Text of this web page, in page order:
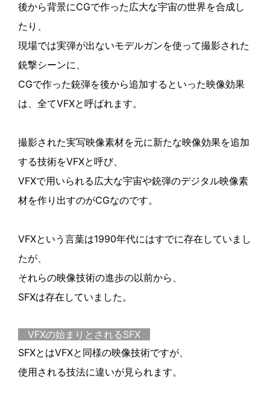
後から背景にCGで作った広大な宇宙の世界を合成し
たり、
現場では実弾が出ないモデルガンを使って撮影された
銃撃シーンに、
CGで作った銃弾を後から追加するといった映像効果
は、全てVFXと呼ばれます。
撮影された実写映像素材を元に新たな映像効果を追加
する技術をVFXと呼び、
VFXで用いられる広大な宇宙や銃弾のデジタル映像素
材を作り出すのがCGなのです。
VFXという言葉は1990年代にはすでに存在していまし
たが、
それらの映像技術の進歩の以前から、
SFXは存在していました。
VFXの始まりとされるSFX
SFXとはVFXと同様の映像技術ですが、
使用される技法に違いが見られます。